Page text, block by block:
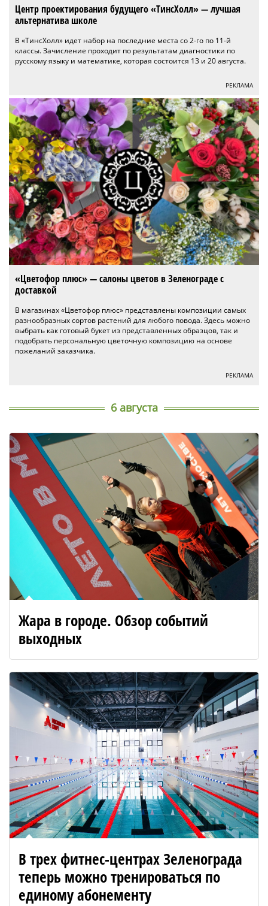
Центр проектирования будущего «ТинсХолл» — лучшая
альтернатива школе
В «ТинсХолл» идет набор на последние места со 2-го по 11-й
классы. Зачисление проходит по результатам диагностики по
русскому языку и математике, которая состоится 13 и 20 августа.
РЕКЛАМА
«Цветофор плюс» — салоны цветов в Зеленограде с
доставкой
В магазинах «Цветофор плюс» представлены композиции самых
разнообразных сортов растений для любого повода. Здесь можно
выбрать как готовый букет из представленных образцов, так и
подобрать персональную цветочную композицию на основе
пожеланий заказчика.
РЕКЛАМА
6 августа
Жара в городе. Обзор событий
выходных
В трех фитнес-центрах Зеленограда
теперь можно тренироваться по
единому абонементу